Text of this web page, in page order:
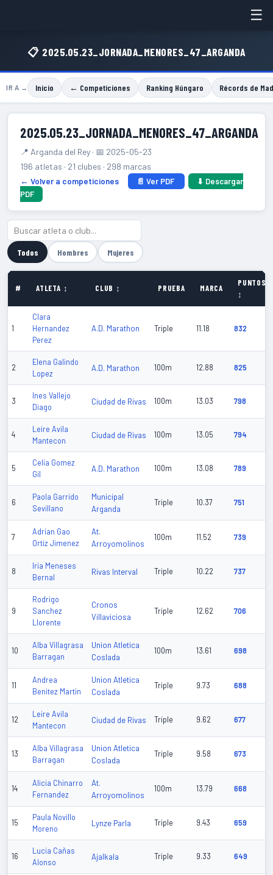
☰
📋 2025.05.23_JORNADA_MENORES_47_ARGANDA
IR A → Inicio ← Competiciones Ranking Húngaro Récords de
2025.05.23_JORNADA_MENORES_47_ARGANDA
📍 Arganda del Rey · 📅 2025-05-23
196 atletas · 21 clubes · 298 marcas
← Volver a competiciones
📄 Ver PDF
⬇ Descargar
PDF
Todos Hombres Mujeres
# ATLETA ↕ CLUB ↕ PRUEBA MARCA
PUNTOS
↕
1
Clara
Hernandez
Perez
A.D. Marathon Triple 11.18 832
2
Elena Galindo
Lopez
A.D. Marathon 100m 12.88 825
3
Ines Vallejo
Diago
Ciudad de Rivas 100m 13.03 798
4
Leire Avila
Mantecon
Ciudad de Rivas 100m 13.05 794
5
Celia Gomez
Gil
A.D. Marathon 100m 13.08 789
6
Paola Garrido
Sevillano
Municipal
Arganda
Triple 10.37 751
7
Adrian Gao
Ortiz Jimenez
At.
Arroyomolinos
100m 11.52 739
8
Iria Meneses
Bernal
Rivas Interval Triple 10.22 737
9
Rodrigo
Sanchez
Llorente
Cronos
Villaviciosa
Triple 12.62 706
10
Alba Villagrasa
Barragan
Union Atletica
Coslada
100m 13.61 698
11
Andrea
Benitez Martin
Union Atletica
Coslada
Triple 9.73 688
12
Leire Avila
Mantecon
Ciudad de Rivas Triple 9.62 677
13
Alba Villagrasa
Barragan
Union Atletica
Coslada
Triple 9.58 673
14
Alicia Chinarro
Fernandez
At.
Arroyomolinos
100m 13.79 668
15
Paula Novillo
Moreno
Lynze Parla Triple 9.43 659
16
Lucia Cañas
Alonso
Ajalkala Triple 9.33 649